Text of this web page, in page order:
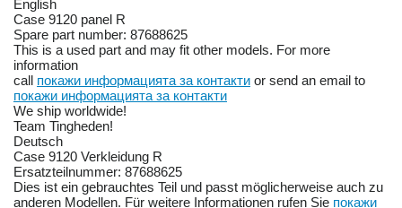
English
Case 9120 panel R
Spare part number: 87688625
This is a used part and may fit other models. For more
information
call покажи информацията за контакти or send an email to
покажи информацията за контакти
We ship worldwide!
Team Tingheden!
Deutsch
Case 9120 Verkleidung R
Ersatzteilnummer: 87688625
Dies ist ein gebrauchtes Teil und passt möglicherweise auch zu
anderen Modellen. Für weitere Informationen rufen Sie покажи